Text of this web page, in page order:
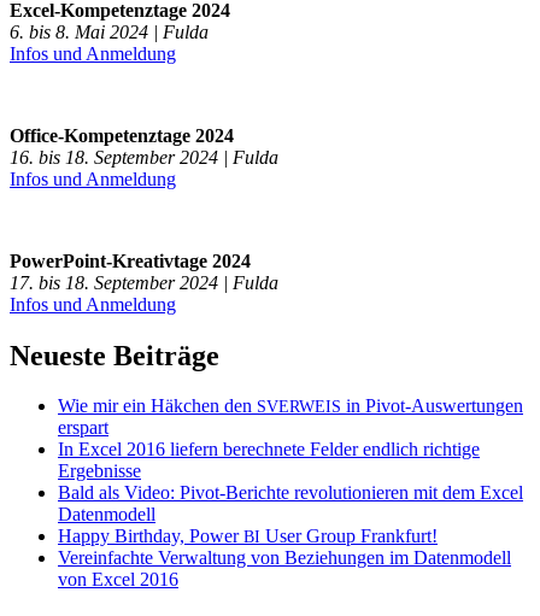
Excel-Kompetenztage 2024
6. bis 8. Mai 2024 | Fulda
Infos und Anmeldung
Office-Kompetenztage 2024
16. bis 18. September 2024 | Fulda
Infos und Anmeldung
PowerPoint-Kreativtage 2024
17. bis 18. September 2024 | Fulda
Infos und Anmeldung
Neueste Beiträge
Wie mir ein Häkchen den SVERWEIS in Pivot-Auswertungen
erspart
In Excel 2016 liefern berechnete Felder endlich richtige
Ergebnisse
Bald als Video: Pivot-Berichte revolutionieren mit dem Excel
Datenmodell
Happy Birthday, PowerBI User Group Frankfurt!
Vereinfachte Verwaltung von Beziehungen im Datenmodell
von Excel 2016